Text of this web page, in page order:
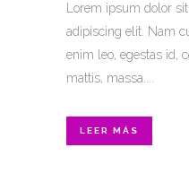
Lorem ipsum dolor
adipiscing elit. Nam
enim leo, egestas id,
mattis, massa....
LEER MÁS